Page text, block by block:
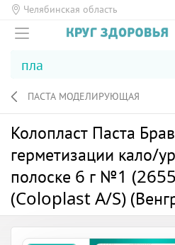
Челябинская область
ПАСТА МОДЕЛИРУЮЩАЯ
Колопласт Паста
герметизации кало/
полоске 6 г №1
(Coloplast A/S)